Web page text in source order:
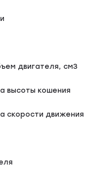
двигателя, см3
высоты кошения
скорости движения